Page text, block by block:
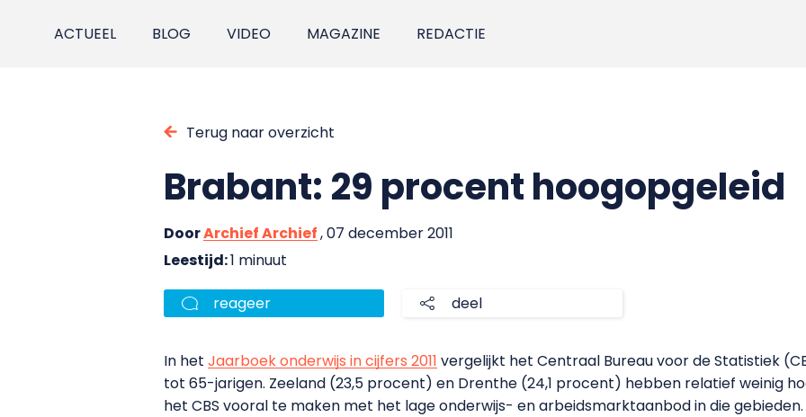
ACTUEEL BLOG VIDEO MAGAZINE REDACTIE
Terug naar overzicht
Brabant: 29 procent hoogopgeleid
DoorArchief Archief, 07 december 2011
Leestijd:1 minuut
reageer deel
In het Jaarboek onderwijs in cijfers 2011 vergelijkt het Centraal Bureau voor de Statistiek
tot 65-jarigen. Zeeland (23,5 procent) en Drenthe (24,1 procent) hebben relatief weinig
het CBS vooral te maken met het lage onderwijs- en arbeidsmarktaanbod in die gebieden.